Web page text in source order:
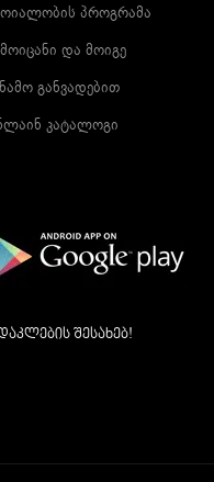
პროგრამა
და მოიგე
განვადებით
კატალოგი
შესახებ!